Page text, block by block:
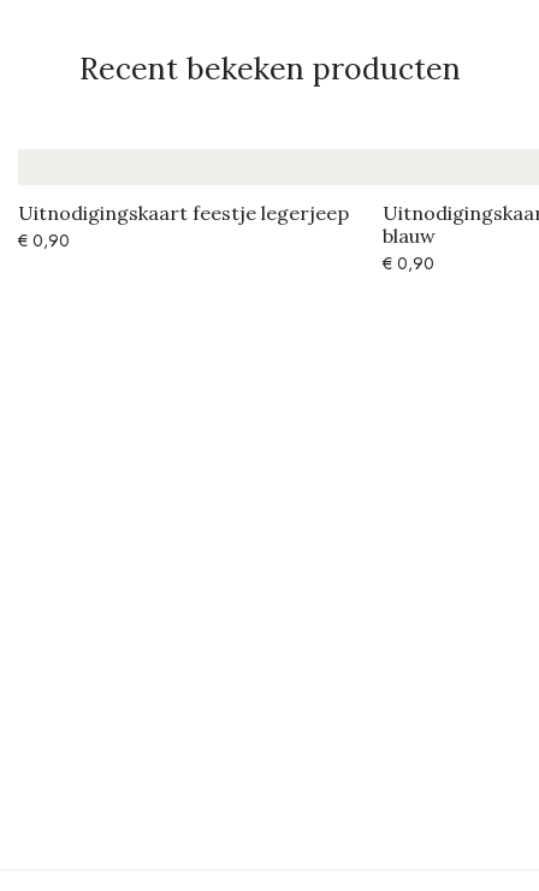
Recent bekeken producten
Uitnodigingskaart feestje legerjeep
€ 0,90
blauw
€ 0,90